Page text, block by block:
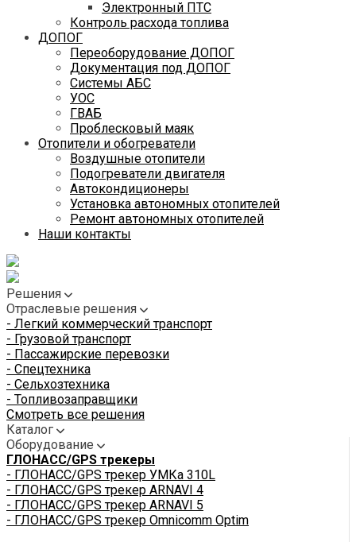
Электронный ПТС
Контроль расхода топлива
ДОПОГ
Переоборудование ДОПОГ
Документация под ДОПОГ
Системы АБС
УОС
ГВАБ
Проблесковый маяк
Отопители и обогреватели
Воздушные отопители
Подогреватели двигателя
Автокондиционеры
Установка автономных отопителей
Ремонт автономных отопителей
Наши контакты
Решения
Отраслевые решения
- Легкий коммерческий транспорт
- Грузовой транспорт
- Пассажирские перевозки
- Спецтехника
- Сельхозтехника
- Топливозаправщики
Смотреть все решения
Каталог
Оборудование
ГЛОНАСС/GPS трекеры
- ГЛОНАСС/GPS трекер УМКа 310L
- ГЛОНАСС/GPS трекер ARNAVI 4
- ГЛОНАСС/GPS трекер ARNAVI 5
- ГЛОНАСС/GPS трекер Omnicomm Optim